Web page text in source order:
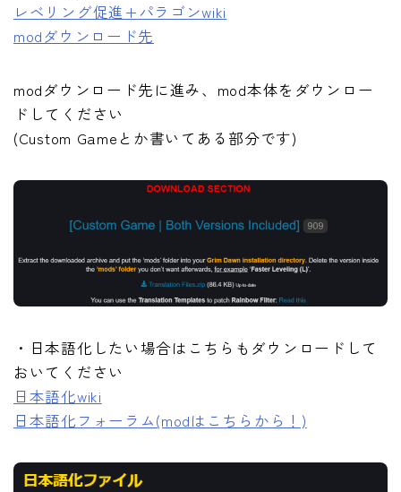
レベリング促進+パラゴンwiki
modダウンロード先
modダウンロード先に進み、mod本体をダウンロー
ドしてください
(Custom Gameとか書いてある部分です)
・日本語化したい場合はこちらもダウンロードして
おいてください
日本語化wiki
日本語化フォーラム(modはこちらから！)